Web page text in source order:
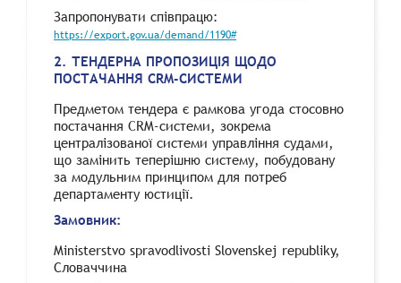
Запропонувати співпрацю:
https://export.gov.ua/demand/1190#
2. ТЕНДЕРНА ПРОПОЗИЦІЯ ЩОДО
ПОСТАЧАННЯ CRM-СИСТЕМИ
Предметом тендера є рамкова угода стосовно
постачання CRM-системи, зокрема
централізованої системи управління судами,
що замінить теперішню систему, побудовану
за модульним принципом для потреб
департаменту юстиції.
Замовник:
Ministerstvo spravodlivosti Slovenskej republiky,
Словаччина